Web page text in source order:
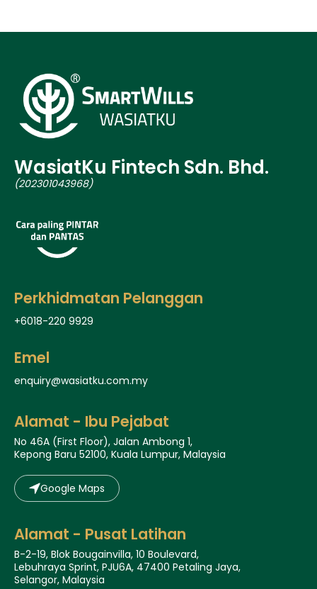
WasiatKu Fintech Sdn. Bhd.
(202301043968)
Perkhidmatan Pelanggan
+6018-220 9929
Emel
enquiry@wasiatku.com.my
Alamat - Ibu Pejabat
No 46A (First Floor), Jalan Ambong 1,
Kepong Baru 52100, Kuala Lumpur, Malaysia
Google Maps
Alamat - Pusat Latihan
B-2-19, Blok Bougainvilla, 10 Boulevard,
Lebuhraya Sprint, PJU6A, 47400 Petaling Jaya,
Selangor, Malaysia